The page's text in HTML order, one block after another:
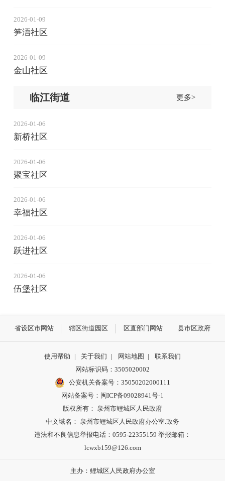
2026-01-09
笋浯社区
2026-01-09
金山社区
临江街道 更多>
2026-01-06
新桥社区
2026-01-06
聚宝社区
2026-01-06
幸福社区
2026-01-06
跃进社区
2026-01-06
伍堡社区
省设区市网站 辖区街道园区 区直部门网站 县市区政府
使用帮助 | 关于我们 | 网站地图 |
联系我们
网站标识码：3505020002
公安机关备案号：35050202000111
网站备案号：闽ICP备09028941号-1
版权所有： 泉州市鲤城区人民政府
中文域名： 泉州市鲤城区人民政府办公室.政务
违法和不良信息举报电话：0595-22355159 举报邮箱：
lcwxb159@126.com
主办：鲤城区人民政府办公室